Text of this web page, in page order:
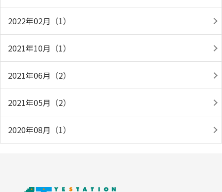
2022年02月（1）
2021年10月（1）
2021年06月（2）
2021年05月（2）
2020年08月（1）